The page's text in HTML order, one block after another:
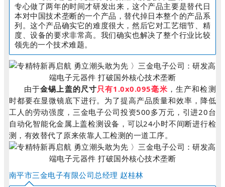
专心做了两年的时间才研发出来，这个产品主要是替代日
本对中国技术垄断的一个产品，替代掉日本整个的产品系
列。这个产品确实它的难度很大，然后它对工艺细节、精
度、设备的要求非常高。我们确实也解决了整个行业比较
领先的一个技术难题。
由于金锡上盖的尺寸只有1.0x0.095毫米 ，生产和检测
时都要在显微镜底下进行。为了提高产品质量和效率，降低
工人的劳动强度，三金电子公司投资500多万元，引进20台
自动化智能化金属上盖检测设备，可以24小时不间断进行检
测，有效替代了原来依靠人工检测的一道工序。
南平市三金电子有限公司总经理 赵桂林